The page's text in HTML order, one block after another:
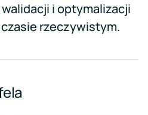
i optymalizacji
rzeczywistym.